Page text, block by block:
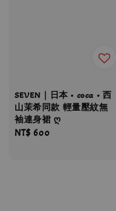
SEVEN｜日本 • coca • 西
山茉希同款 輕量壓紋無
袖連身裙 ღ
Regular
NT$ 600